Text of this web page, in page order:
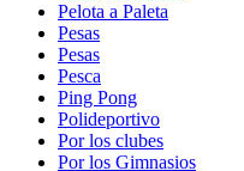
Pelota a Paleta
Pesas
Pesas
Pesca
Ping Pong
Polideportivo
Por los clubes
Por los Gimnasios